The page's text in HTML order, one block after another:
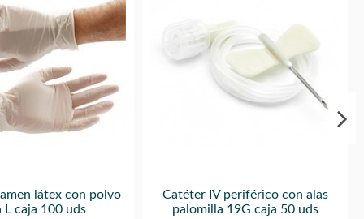
látex con polvo
L caja 100 uds
Catéter IV periférico con alas
palomilla 19G caja 50 uds